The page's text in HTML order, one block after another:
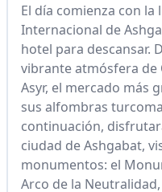
El día comienza con
Internacional de
hotel para descansar.
vibrante atmósfera de
Asyr, el mercado más
sus alfombras
continuación,
ciudad de Ashgabat,
monumentos: el
Arco de la